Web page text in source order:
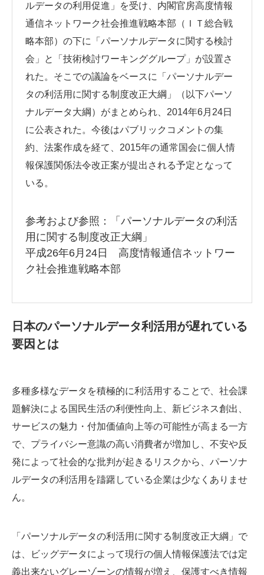
ルデータの利用促進」を受け、内閣官房高度情報
通信ネットワーク社会推進戦略本部（ＩＴ総合戦
略本部）の下に「パーソナルデータに関する検討
会」と「技術検討ワーキンググループ」が設置さ
れた。そこでの議論をベースに「パーソナルデー
タの利活用に関する制度改正大綱」（以下パーソ
ナルデータ大綱）がまとめられ、2014年6月24日
に公表された。今後はパブリックコメントの集
約、法案作成を経て、2015年の通常国会に個人情
報保護関係法令改正案が提出される予定となって
いる。
参考および参照：「 パーソナルデータの利活
用に関する制度改正大綱 」
平成26年6月24日 高度情報通信ネットワー
ク社会推進戦略本部
日本のパーソナルデータ利活用が遅れている
要因とは
多種多様なデータを積極的に利活用することで、社会課
題解決による国民生活の利便性向上、新ビジネス創出、
サービスの魅力・付加価値向上等の可能性が高まる一方
で、プライバシー意識の高い消費者が増加し、不安や反
発によって社会的な批判が起きるリスクから、パーソナ
ルデータの利活用を躊躇している企業は少なくありませ
ん。
「パーソナルデータの利活用に関する制度改正大綱」で
は、ビッグデータによって現行の個人情報保護法では定
義出来ないグレーゾーンの情報が増え、保護すべき情報